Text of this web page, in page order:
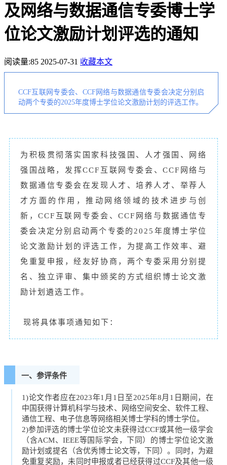
及网络与数据通信专委博士学
位论文激励计划评选的通知
阅读量:85 2025-07-31 收藏本文
CCF互联网专委会、CCF网络与数据通信专委会决定分别启
动两个专委的2025年度博士学位论文激励计划的评选工作。
为积极贯彻落实国家科技强国、人才强国、网络
强国战略，发挥CCF互联网专委会、CCF网络与
数据通信专委会在发现人才、培养人才、举荐人
才方面的作用，推动网络领域的技术进步与创
新，CCF互联网专委会、CCF网络与数据通信专
委会决定分别启动两个专委的2025年度博士学位
论文激励计划的评选工作，为提高工作效率、避
免重复申报，经友好协商，两个专委采用分别提
名、独立评审、集中颁奖的方式组织博士论文激
励计划遴选工作。
现将具体事项通知如下：
一、参评条件
1)论文作者应在2023年1月1日至2025年8月1日期间，在
中国获得计算机科学与技术、网络空间安全、软件工程、
通信工程、电子信息等网络相关博士学科的博士学位。
2)参加评选的博士学位论文未获得过CCF或其他一级学会
（含ACM、IEEE等国际学会，下同）的博士学位论文激
励计划或提名（含优秀博士论文等，下同）。同时，为避
免重复奖励，未同时申报或者已经获得过CCF及其他一级